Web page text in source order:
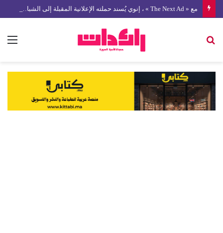
مع « The Next Ad » ، إنوي يُسند حملته الإعلانية المقبلة إلى الشباب المغربي